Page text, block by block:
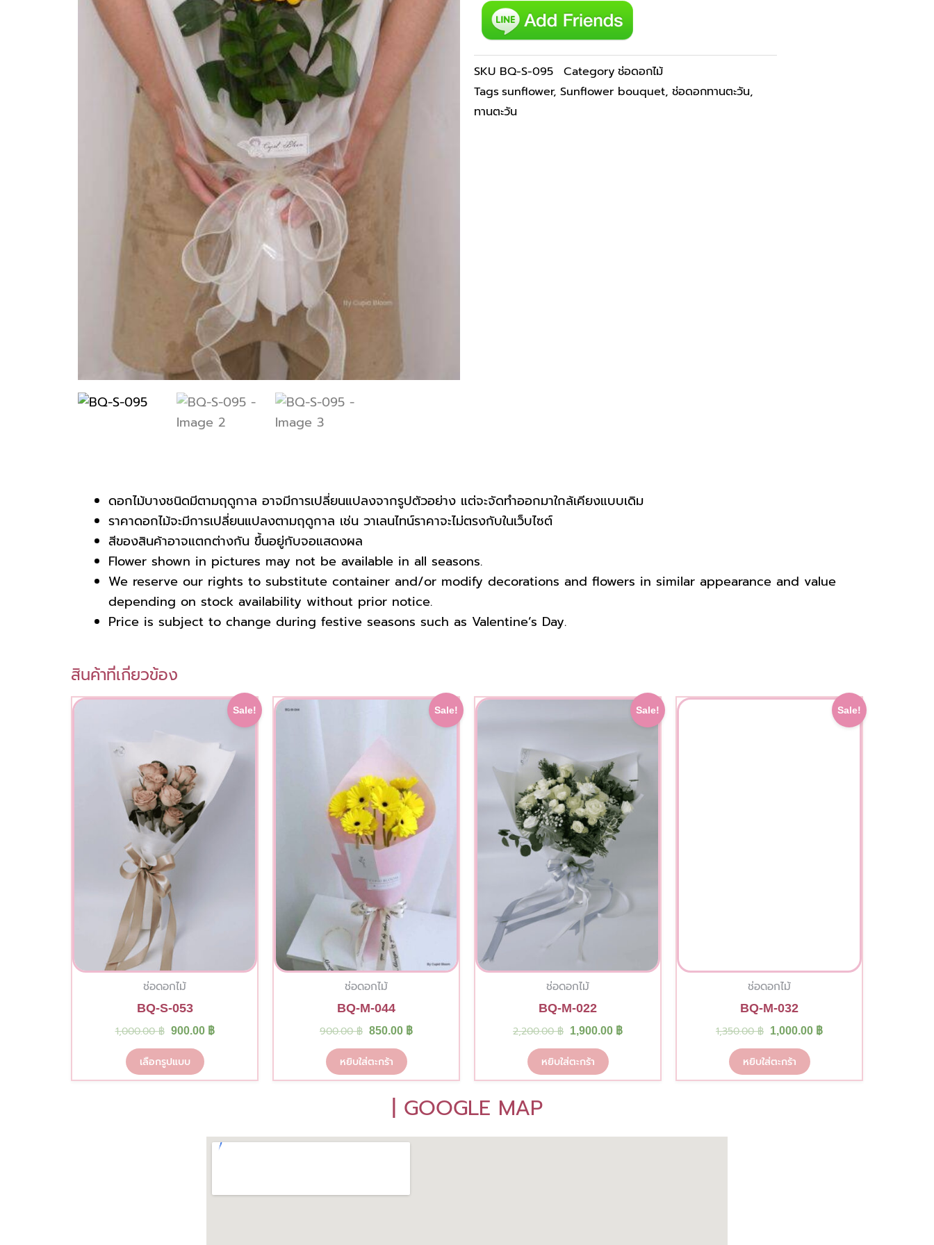
095
ชิ้น
SKU BQ-S-095 Category ช่อดอกไม้
Tagssunflower, Sunflower bouquet, ช่อดอกทานตะวัน,
ทานตะวัน
ดอกไม้บางชนิดมีตามฤดูกาล อาจมีการเปลี่ยนแปลงจากรูปตัวอย่าง แต่จะจัดทำออกมาใกล้เคียงแบบเดิม
ราคาดอกไม้จะมีการเปลี่ยนแปลงตามฤดูกาล เช่น วาเลนไทน์ราคาจะไม่ตรงกับในเว็บไซต์
สีของสินค้าอาจแตกต่างกัน ขึ้นอยู่กับจอแสดงผล
Flower shown in pictures may not be available in all seasons.
We reserve our rights to substitute container and/or modify decorations and flowers in similar appearance and value
depending on stock availability without prior notice.
Price is subject to change during festive seasons such as Valentine’s Day.
สินค้าที่เกี่ยวข้อง
Sale!
ช่อดอกไม้
BQ-S-053
1,000.00฿
Original
1,000.00 ฿.
900.00 ฿
Current
price
900.00 ฿.
เลือกรูปแบบ
This
product
has
multiple
variants.
The
page
Sale!
ช่อดอกไม้
BQ-M-044
900.00฿
Original
850.00 ฿
Current
price
หยิบใส่ตะกร้า
Sale!
ช่อดอกไม้
BQ-M-022
2,200.00฿
Original
1,900.00 ฿
Current
price
หยิบใส่ตะกร้า
Sale!
ช่อดอกไม้
BQ-M-032
1,350.00฿
Original
1,000.00 ฿
Current
price
หยิบใส่ตะกร้า
| GOOGLE MAP